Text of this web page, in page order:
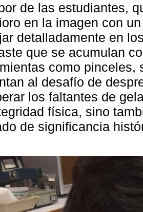
de las estudiantes,
en la imagen con
detalladamente en
que se acumulan
como pinceles,
al desafío de
los faltantes de
física, sino
de significancia